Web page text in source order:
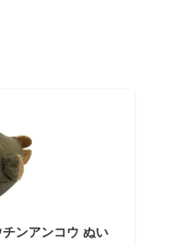
ンアンコウ ぬい